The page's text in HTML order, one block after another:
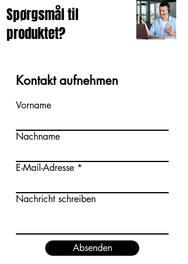
Spørgsmål til
produktet?
Kontakt aufnehmen
Vorname
Nachname
E-Mail-Adresse
Nachricht schreiben
Absenden